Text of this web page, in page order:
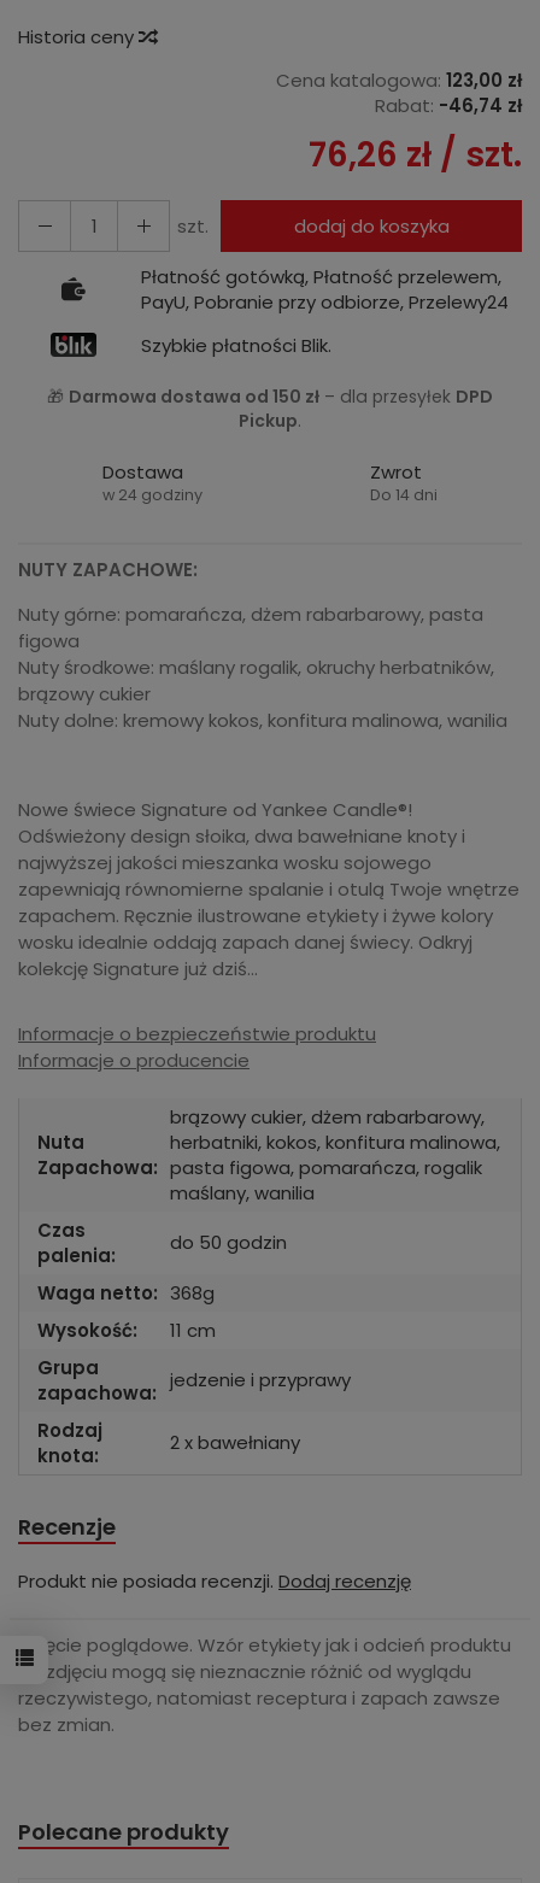
Historia ceny
Cena katalogowa: 123,00 zł
Rabat: -46,74 zł
76,26 zł / szt.
szt.
dodaj do koszyka
Płatność gotówką, Płatność przelewem,
PayU, Pobranie przy odbiorze, Przelewy24
Szybkie płatności Blik.
🎁 Darmowa dostawa od 150 zł – dla przesyłek DPD
Pickup.
Dostawa
w 24 godziny
Zwrot
Do 14 dni
NUTY ZAPACHOWE:
Nuty górne: pomarańcza, dżem rabarbarowy, pasta
figowa
Nuty środkowe: maślany rogalik, okruchy herbatników,
brązowy cukier
Nuty dolne: kremowy kokos, konfitura malinowa, wanilia
Nowe świece Signature od Yankee Candle®!
Odświeżony design słoika, dwa bawełniane knoty i
najwyższej jakości mieszanka wosku sojowego
zapewniają równomierne spalanie i otulą Twoje wnętrze
zapachem. Ręcznie ilustrowane etykiety i żywe kolory
wosku idealnie oddają zapach danej świecy. Odkryj
kolekcję Signature już dziś…
Informacje o bezpieczeństwie produktu
Informacje o producencie
Nuta
Zapachowa:
brązowy cukier, dżem rabarbarowy,
herbatniki, kokos, konfitura malinowa,
pasta figowa, pomarańcza, rogalik
maślany, wanilia
Czas
palenia:
do 50 godzin
Waga netto: 368g
Wysokość:
11 cm
Grupa
zapachowa:
jedzenie i przyprawy
Rodzaj
knota:
2 x bawełniany
Recenzje
Produkt nie posiada recenzji. Dodaj recenzję
Zdjęcie poglądowe. Wzór etykiety jak i odcień produktu
na zdjęciu mogą się nieznacznie różnić od wyglądu
rzeczywistego, natomiast receptura i zapach zawsze
bez zmian.
Polecane produkty